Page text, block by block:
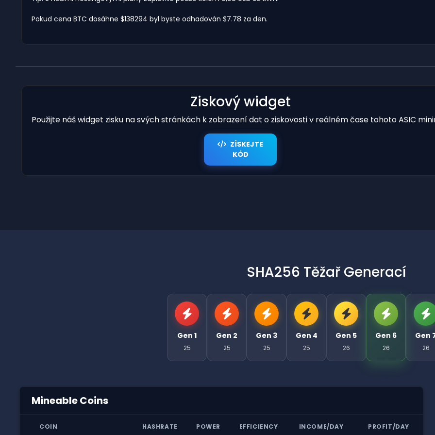
Pokud cena BTC dosáhne $138294 byl byste odhadován $7.78 za den.
Ziskový widget
Použijte náš widget zisku na svých stránkách k zobrazení dat o ziskovosti v reálném čase tohoto ASIC
ZÍSKEJTE
KÓD
SHA256 Těžař Generací
Gen 1
25
Gen 2
25
Gen 3
25
Gen 4
25
Gen 5
26
Gen 6
26
Gen
26
Mineable Coins
COIN HASHRATE POWER EFFICIENCY INCOME/DAY PROFIT/DAY